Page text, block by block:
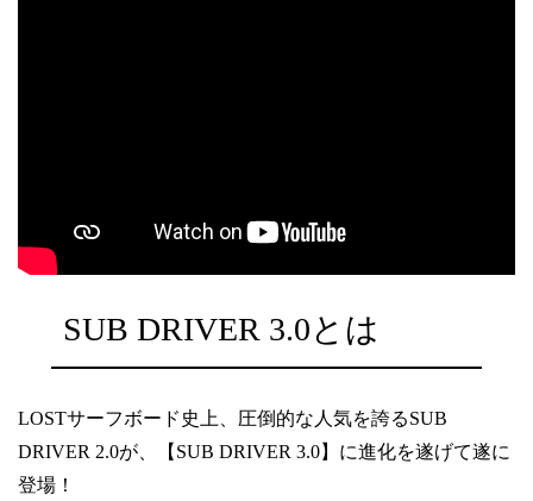
SUB DRIVER 3.0とは
LOSTサーフボード史上、圧倒的な人気を誇るSUB
DRIVER 2.0が、【SUB DRIVER 3.0】に進化を遂げて遂に
登場！